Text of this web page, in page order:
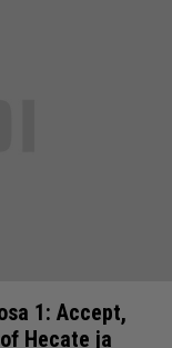
1: Accept,
Hecate ja